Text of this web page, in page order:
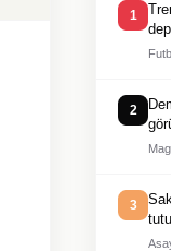
1
2
3